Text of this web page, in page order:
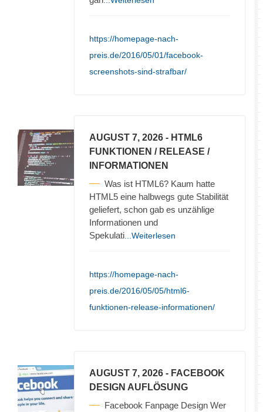
https://homepage-nach-
preis.de/2016/05/01/facebook-
screenshots-sind-strafbar/
AUGUST 7, 2026 - HTML6
FUNKTIONEN / RELEASE /
INFORMATIONEN
Was ist HTML6? Kaum hatte
HTML5 eine halbwegs gute Stabilität
geliefert, schon gab es unzählige
Informationen und
Spekulati ...Weiterlesen
https://homepage-nach-
preis.de/2016/05/05/html6-
funktionen-release-informationen/
AUGUST 7, 2026 - FACEBOOK
DESIGN AUFLÖSUNG
Facebook Fanpage Design Wer